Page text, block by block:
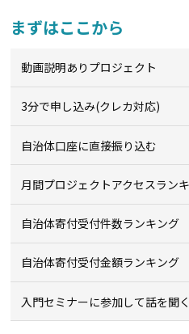
まずはここから
動画説明ありプロジェクト
3分で申し込み(クレカ対応)
自治体口座に直接振り込む
月間プロジェクトアクセスラン
自治体寄付受付件数ランキング
自治体寄付受付金額ランキング
入門セミナーに参加して話を聞く